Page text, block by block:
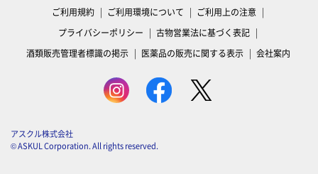
ご利用規約 ご利用環境について
ご利用上の注意
プライバシーポリシー
古物営業法に基づく表記
酒類販売管理者標識の掲示
医薬品の販売に関する表示 会社案内
アスクル株式会社
© ASKUL Corporation. All rights reserved.